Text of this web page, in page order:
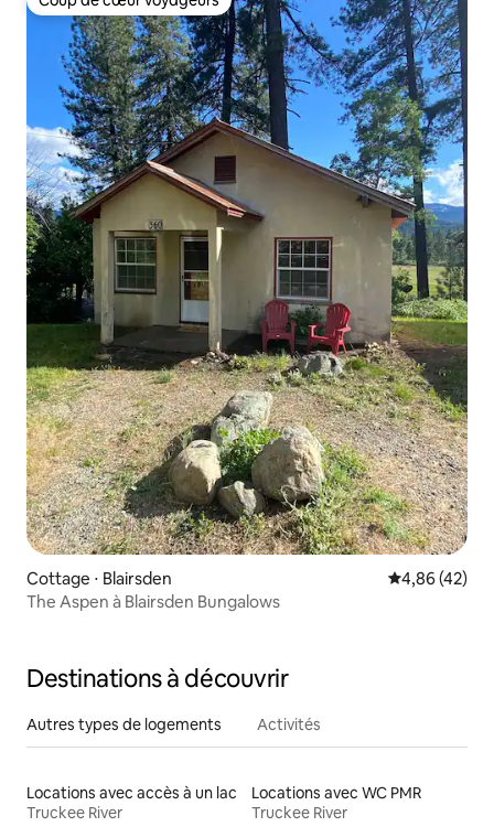
Coup de cœur voyageurs
Cottage ⋅ Blairsden Évaluation
4,86 (42)
The Aspen à Blairsden Bungalows
Destinations à découvrir
Autres types de logements Activités
Locations avec accès à un lac
Truckee River
Locations avec WC PMR
Truckee River